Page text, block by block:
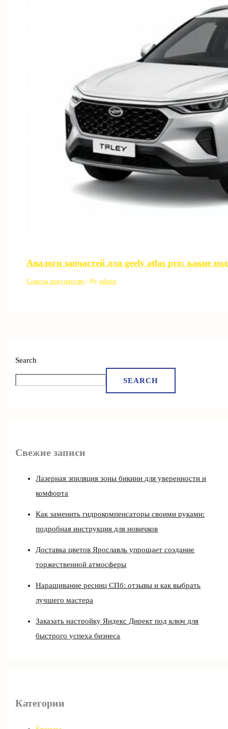
Search
SEARCH
Свежие записи
Лазерная эпиляция зоны бикини для уверенности и
комфорта
Как заменить гидрокомпенсаторы своими руками:
подробная инструкция для новичков
Доставка цветов Ярославль упрощает создание
торжественной атмосферы
Наращивание ресниц СПб: отзывы и как выбрать
лучшего мастера
Заказать настройку Яндекс Директ под ключ для
быстрого успеха бизнеса
Категории
Аналоги запчастей для geely atlas pro: какие
Советы покупателю / Byadmin